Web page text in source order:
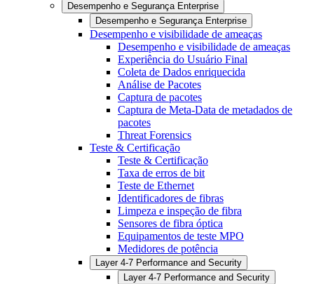
Desempenho e Segurança Enterprise
Desempenho e Segurança Enterprise
Desempenho e visibilidade de ameaças
Desempenho e visibilidade de ameaças
Experiência do Usuário Final
Coleta de Dados enriquecida
Análise de Pacotes
Captura de pacotes
Captura de Meta-Data de metadados de
pacotes
Threat Forensics
Teste & Certificação
Teste & Certificação
Taxa de erros de bit
Teste de Ethernet
Identificadores de fibras
Limpeza e inspeção de fibra
Sensores de fibra óptica
Equipamentos de teste MPO
Medidores de potência
Layer 4-7 Performance and Security
Layer 4-7 Performance and Security